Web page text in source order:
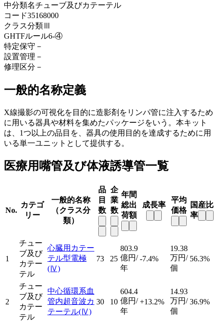
中分類名チューブ及びカテーテル
コード35168000
クラス分類Ⅲ
GHTFルール6-④
特定保守 －
設置管理 －
修理区分 －
一般的名称定義
X線撮影の可視化を目的に造影剤をリンパ管に注入するため
に用いる器具や材料を集めたパッケージをいう。本キット
は、1つ以上の品目を、器具の使用目的を達成するために用
いる単一ユニットとして提供する。
医療用嘴管及び体液誘導管一覧
No.
カテゴ
リー
一般的名称
（クラス分
類）
品
目
数
企
業
数
年間
総出
荷額
成長率
平均
価格
国産比
率
1
チュー
ブ及び
カテー
テル
心臓用カテー
テル型電極
(Ⅳ)
73 25
803.9
億円/
年
-7.4%
19.38
万円/
個
56.3%
2
チュー
ブ及び
カテー
テル
中心循環系血
管内超音波カ
テーテル(Ⅳ)
30 10
604.4
億円/
年
+13.2%
14.93
万円/
個
36.9%